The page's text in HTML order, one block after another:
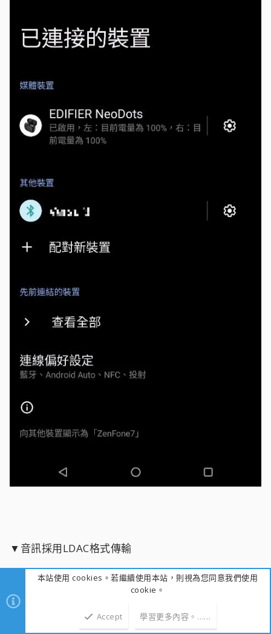
▼音訊採用LDAC格式傳輸
本站使用 cookies。若繼續使用本站，則視為您同意我們使用
cookie。
Accept 學習更多內容。……